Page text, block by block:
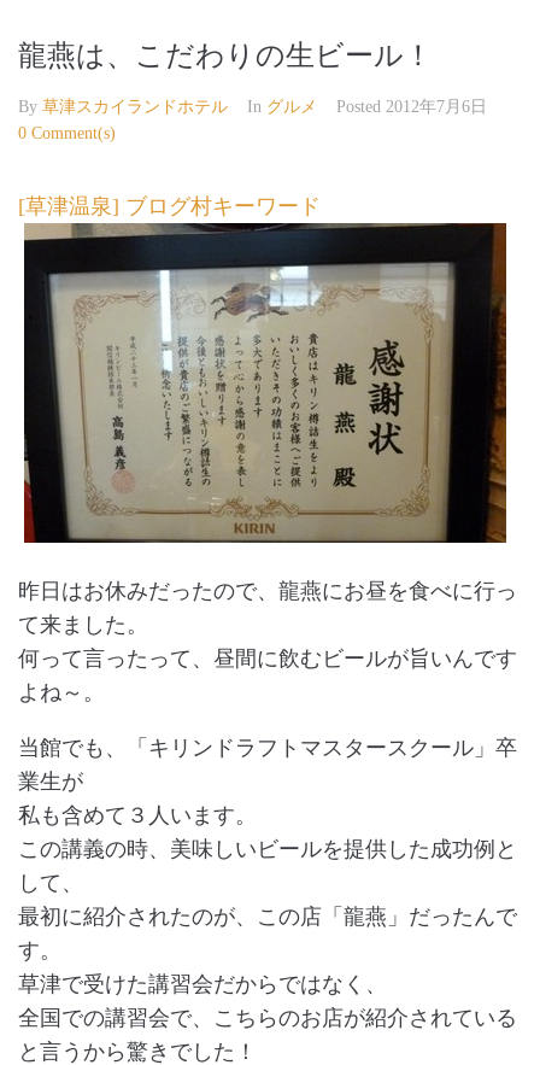
龍燕は、こだわりの生ビール！
By 草津スカイランドホテル In グルメ Posted 2012年7月6日
0 Comment(s)
[草津温泉] ブログ村キーワード
昨日はお休みだったので、龍燕にお昼を食べに行っ
て来ました。
何って言ったって、昼間に飲むビールが旨いんです
よね～。
当館でも、「キリンドラフトマスタースクール」卒
業生が
私も含めて３人います。
この講義の時、美味しいビールを提供した成功例と
して、
最初に紹介されたのが、この店「龍燕」だったんで
す。
草津で受けた講習会だからではなく、
全国での講習会で、こちらのお店が紹介されている
と言うから驚きでした！